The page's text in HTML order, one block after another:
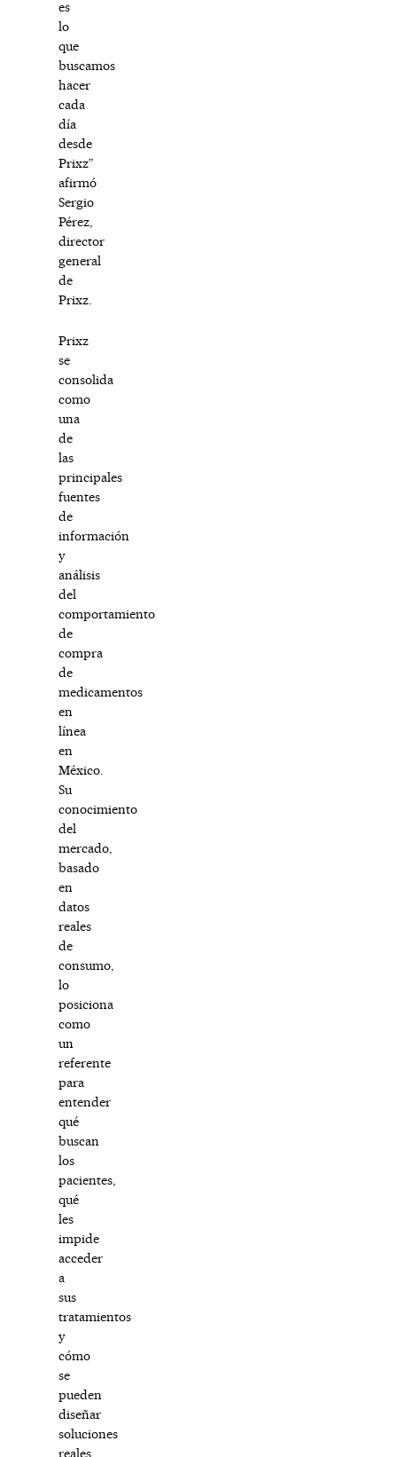
es
lo
que
buscamos
hacer
cada
día
desde
Prixz”
afirmó
Sergio
Pérez,
director
general
de
Prixz.
Prixz
se
consolida
como
una
de
las
principales
fuentes
de
información
y
análisis
del
comportamiento
de
compra
de
medicamentos
en
línea
en
México.
Su
conocimiento
del
mercado,
basado
en
datos
reales
de
consumo,
lo
posiciona
como
un
referente
para
entender
qué
buscan
los
pacientes,
qué
les
impide
acceder
a
sus
tratamientos
y
cómo
se
pueden
diseñar
soluciones
reales